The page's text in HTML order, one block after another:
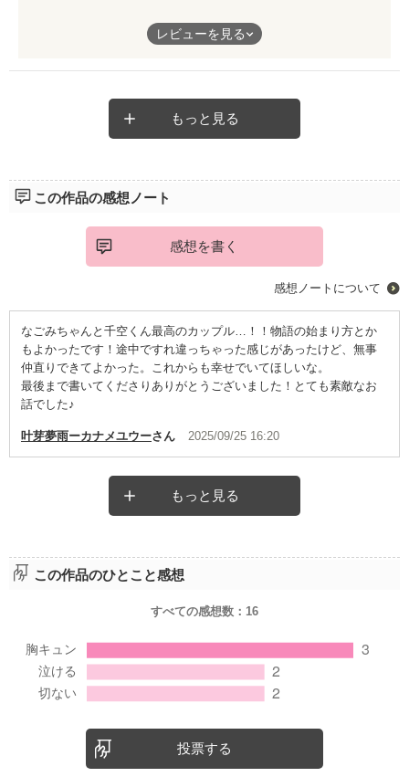
なごみちゃんと千空くんが最高カップルすぎる…！！
物語の始まり方とかもとてもよかったです！
これからもふたりには幸せでいてほしいな。
ぜひぜひみなさんにも読んでほしい作品です！
レビューを見る
もっと見る
この作品の感想ノート
感想を書く
感想ノートについて
なごみちゃんと千空くん最高のカップル…！！物語の始まり方とか
もよかったです！途中ですれ違っちゃった感じがあったけど、無事
仲直りできてよかった。これからも幸せでいてほしいな。
最後まで書いてくださりありがとうございました！とても素敵なお
話でした♪
叶芽夢雨ーカナメユウーさん 2025/09/25 16:20
もっと見る
この作品のひとこと感想
すべての感想数： 16
投票する